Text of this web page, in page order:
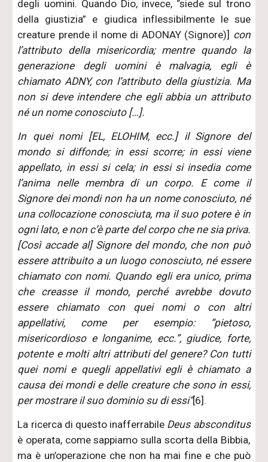
degli uomini. Quando Dio, invece, “siede sul trono
della giustizia” e giudica inflessibilmente le sue
creature prende il nome di ADONAY (Signore)] con
l’attributo della misericordia; mentre quando la
generazione degli uomini è malvagia, egli è
chiamato ADNY, con l’attributo della giustizia. Ma
non si deve intendere che egli abbia un attributo
né un nome conosciuto […].
In quei nomi [EL, ELOHIM, ecc.] il Signore del
mondo si diffonde; in essi scorre; in essi viene
appellato, in essi si cela; in essi si insedia come
l’anima nelle membra di un corpo. E come il
Signore dei mondi non ha un nome conosciuto, né
una collocazione conosciuta, ma il suo potere è in
ogni lato, e non c’è parte del corpo che ne sia priva.
[Così accade al] Signore del mondo, che non può
essere attribuito a un luogo conosciuto, né essere
chiamato con nomi. Quando egli era unico, prima
che creasse il mondo, perché avrebbe dovuto
essere chiamato con quei nomi o con altri
appellativi, come per esempio: “pietoso,
misericordioso e longanime, ecc.”, giudice, forte,
potente e molti altri attributi del genere? Con tutti
quei nomi e quegli appellativi egli è chiamato a
causa dei mondi e delle creature che sono in essi,
per mostrare il suo dominio su di essi”[6].
La ricerca di questo inafferrabile Deus absconditus
è operata, come sappiamo sulla scorta della Bibbia,
ma è un’operazione che non ha mai fine e che può